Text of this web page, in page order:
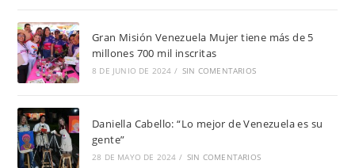
Gran Misión Venezuela Mujer tiene más de 5
millones 700 mil inscritas
8 DE JUNIO DE 2024 / SIN COMENTARIOS
Daniella Cabello: “Lo mejor de Venezuela es su
gente”
28 DE MAYO DE 2024 / SIN COMENTARIOS